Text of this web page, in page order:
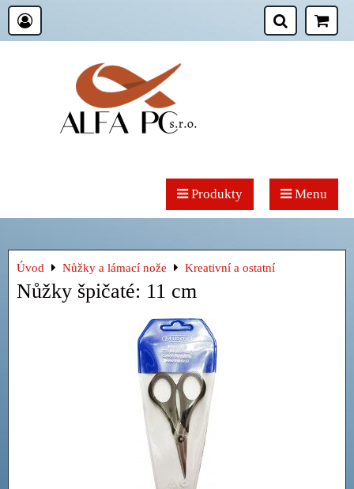
Produkty Menu
Úvod Nůžky a lámací nože Kreativní a ostatní
Nůžky špičaté: 11 cm